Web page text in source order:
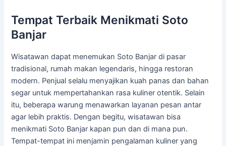
Tempat Terbaik Menikmati Soto
Banjar
Wisatawan dapat menemukan Soto Banjar di pasar
tradisional, rumah makan legendaris, hingga restoran
modern. Penjual selalu menyajikan kuah panas dan bahan
segar untuk mempertahankan rasa kuliner otentik. Selain
itu, beberapa warung menawarkan layanan pesan antar
agar lebih praktis. Dengan begitu, wisatawan bisa
menikmati Soto Banjar kapan pun dan di mana pun.
Tempat-tempat ini menjamin pengalaman kuliner yang